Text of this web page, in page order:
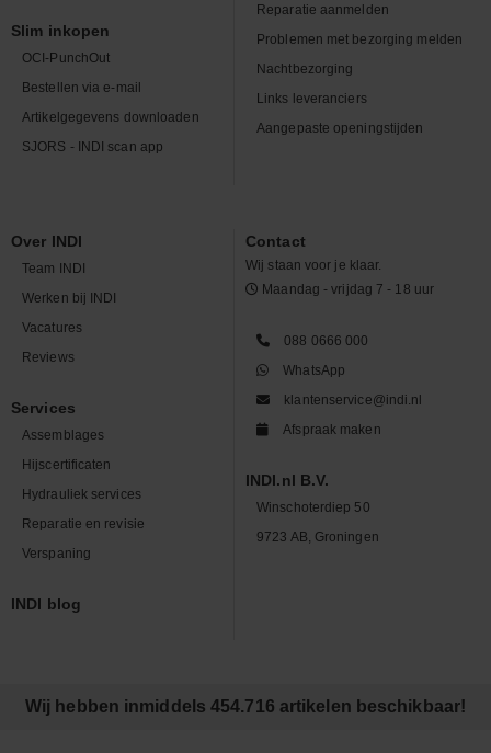
Slim inkopen
OCI-PunchOut
Bestellen via e-mail
Artikelgegevens downloaden
SJORS - INDI scan app
Reparatie aanmelden
Problemen met bezorging melden
Nachtbezorging
Links leveranciers
Aangepaste openingstijden
Over INDI
Team INDI
Werken bij INDI
Vacatures
Reviews
Services
Assemblages
Hijscertificaten
Hydrauliek services
Reparatie en revisie
Verspaning
INDI blog
Contact
Wij staan voor je klaar.
Maandag - vrijdag 7 - 18 uur
088 0666 000
WhatsApp
klantenservice@indi.nl
Afspraak maken
INDI.nl B.V.
Winschoterdiep 50
9723 AB, Groningen
Wij hebben inmiddels 454.716 artikelen beschikbaar!